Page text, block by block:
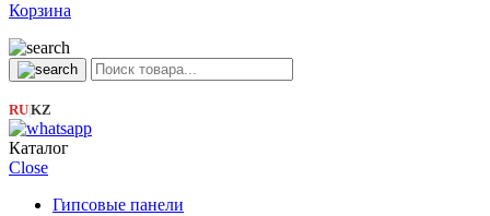
Корзина
RU|KZ
Каталог
Close
Гипсовые панели